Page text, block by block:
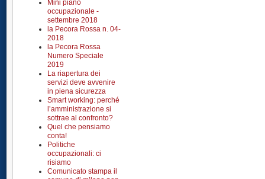
Mini piano
occupazionale -
settembre 2018
la Pecora Rossa n. 04-
2018
la Pecora Rossa
Numero Speciale
2019
La riapertura dei
servizi deve avvenire
in piena sicurezza
Smart working: perché
l’amministrazione si
sottrae al confronto?
Quel che pensiamo
conta!
Politiche
occupazionali: ci
risiamo
Comunicato stampa il